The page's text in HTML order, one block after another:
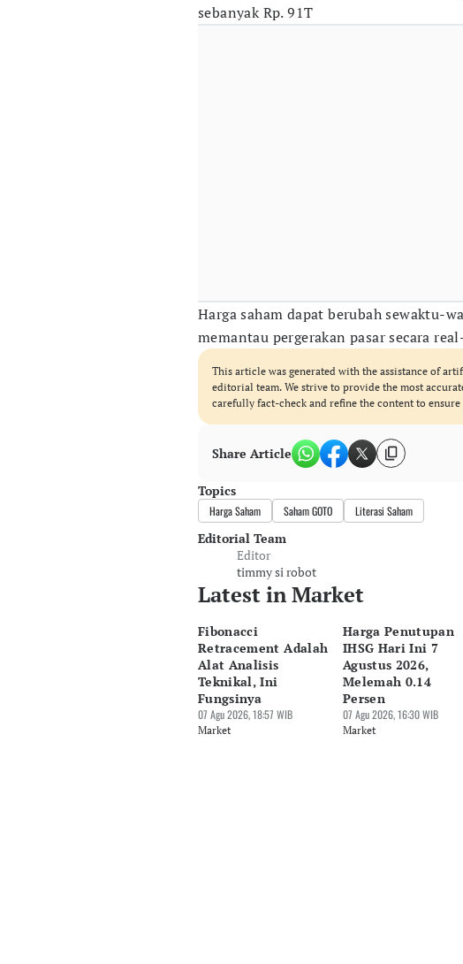
sebanyak Rp. 91T
Harga saham dapat berubah sewaktu-
memantau pergerakan pasar secara
This article was generated with the assistance of
editorial team. We strive to provide the most
carefully fact-check and refine the content to
Share Article
Topics
Harga Saham Saham GOTO Literasi Saham
Editorial Team
Editor
timmy si robot
Latest in Market
Fibonacci
Retracement Adalah
Alat Analisis
Teknikal, Ini
Fungsinya
07 Agu 2026, 18:57 WIB
Market
Harga Penutupan
IHSG Hari Ini 7
Agustus 2026,
Melemah 0.14
Persen
07 Agu 2026, 16:30 WIB
Market